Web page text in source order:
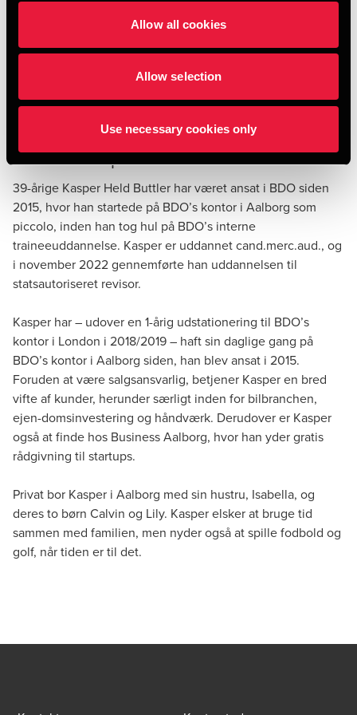
Allow all cookies
Allow selection
Use necessary cookies only
Jeg tror på, at hvis vi kan blive endnu bedre til at bruge de
rigtige redskaber og data, kan vi fjerne nogle af de
rent faktisk brænder for, at servicere vores kunder.”
Hvem er Kasper?
39-årige Kasper Held Buttler har været ansat i BDO siden
2015, hvor han startede på BDO’s kontor i Aalborg som
piccolo, inden han tog hul på BDO’s interne
traineeuddannelse. Kasper er uddannet cand.merc.aud., og
i november 2022 gennemførte han uddannelsen til
statsautoriseret revisor.
Kasper har – udover en 1-årig udstationering til BDO’s
kontor i London i 2018/2019 – haft sin daglige gang på
BDO’s kontor i Aalborg siden, han blev ansat i 2015.
Foruden at være salgsansvarlig, betjener Kasper en bred
vifte af kunder, herunder særligt inden for bilbranchen,
ejen-domsinvestering og håndværk. Derudover er Kasper
også at finde hos Business Aalborg, hvor han yder gratis
rådgivning til startups.
Privat bor Kasper i Aalborg med sin hustru, Isabella, og
deres to børn Calvin og Lily. Kasper elsker at bruge tid
sammen med familien, men nyder også at spille fodbold og
golf, når tiden er til det.